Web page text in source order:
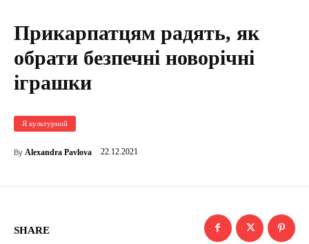
Прикарпатцям радять, як
обрати безпечні новорічні
іграшки
Я культурний
By Alexandra Pavlova 22.12.2021
SHARE